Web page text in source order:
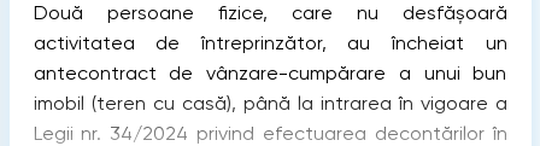
Două persoane fizice, care nu desfășoară
activitatea de întreprinzător, au încheiat un
antecontract de vânzare-cumpărare a unui bun
imobil (teren cu casă), până la intrarea în vigoare a
Legii nr. 34/2024 privind efectuarea decontărilor în